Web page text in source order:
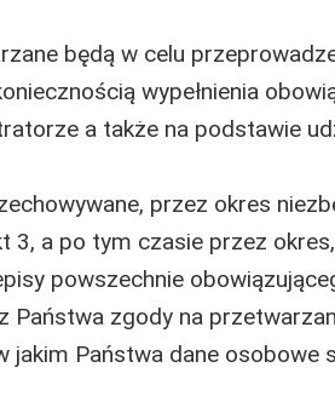
będą w celu
wypełnienia
a także na podstawie
przez okres
3, a po tym czasie przez
powszechnie
Państwa zgody na
jakim Państwa dane osobowe